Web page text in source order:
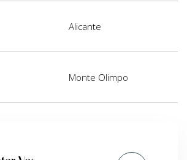
Alicante
Monte Olimpo